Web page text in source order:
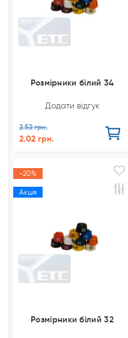
Розмірники білий 34
Додати відгук
2.52 грн.
2.02 грн.
-20%
Акція
Розмірники білий 32